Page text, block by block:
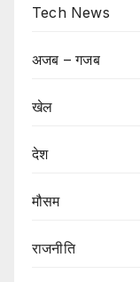
Tech News
अजब – गजब
खेल
देश
मौसम
राजनीति